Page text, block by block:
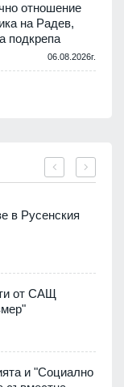
отношение
на Радев,
подкрепа
06.08.2026г.
в Русенския
от САЩ
и "Социално